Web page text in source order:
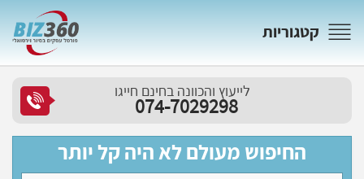
קטגוריות
לייעוץ והכוונה בחינם חייגו
074-7029298
החיפוש מעולם לא היה קל יותר